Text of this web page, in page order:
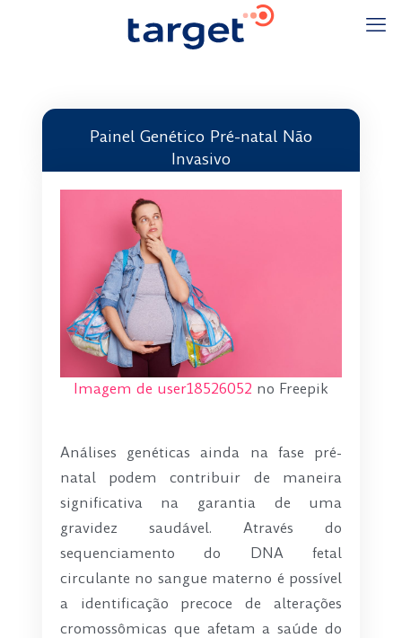
Painel Genético Pré-natal Não
Invasivo
Imagem de user18526052 no Freepik
Análises genéticas ainda na fase pré-
natal podem contribuir de maneira
significativa na garantia de uma
gravidez saudável. Através do
sequenciamento do DNA fetal
circulante no sangue materno é possível
a identificação precoce de alterações
cromossômicas que afetam a saúde do